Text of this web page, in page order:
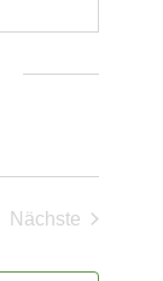
Nächste